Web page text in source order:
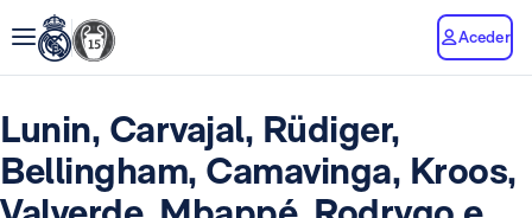
Aceder
Lunin, Carvajal, Rüdiger,
Bellingham, Camavinga, Kroos,